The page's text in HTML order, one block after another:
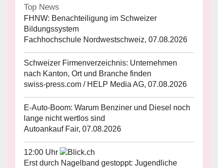
Top News
FHNW: Benachteiligung im Schweizer
Bildungssystem
Fachhochschule Nordwestschweiz, 07.08.2026
Schweizer Firmenverzeichnis: Unternehmen
nach Kanton, Ort und Branche finden
swiss-press.com / HELP Media AG, 07.08.2026
E-Auto-Boom: Warum Benziner und Diesel noch
lange nicht wertlos sind
Autoankauf Fair, 07.08.2026
12:00 Uhr
Erst durch Nagelband gestoppt: Jugendliche